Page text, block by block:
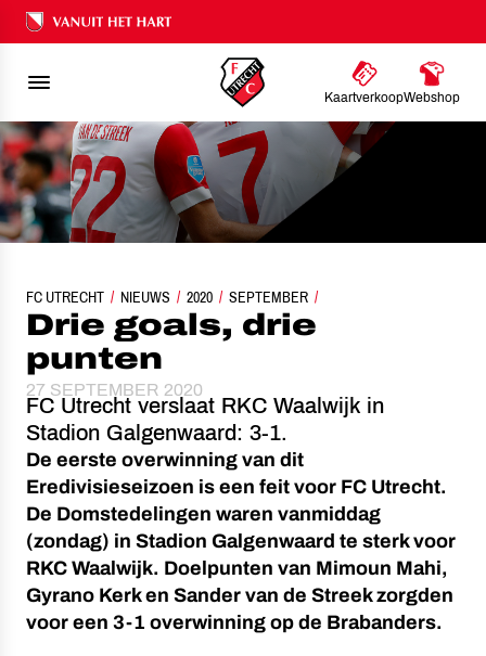
Ons nalatenschap
KaartverkoopWebshop
FC UTRECHT NIEUWS 2020 SEPTEMBER
DRIE GOALS, DRIE PUNTEN
Drie goals, drie
punten
27 SEPTEMBER 2020
FC Utrecht verslaat RKC Waalwijk in
Stadion Galgenwaard: 3-1.
De eerste overwinning van dit
Eredivisieseizoen is een feit voor FC Utrecht.
De Domstedelingen waren vanmiddag
(zondag) in Stadion Galgenwaard te sterk voor
RKC Waalwijk. Doelpunten van Mimoun Mahi,
Gyrano Kerk en Sander van de Streek zorgden
voor een 3-1 overwinning op de Brabanders.